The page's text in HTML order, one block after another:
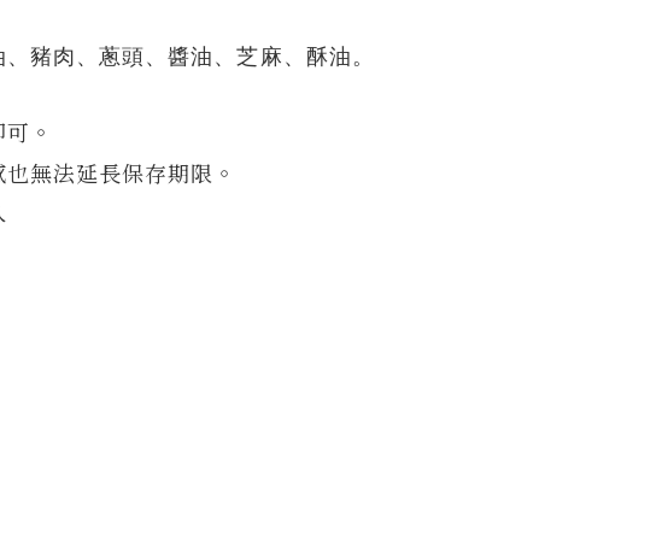
、豬肉、蔥頭、醬油、芝麻、酥油。
。
無法延長保存期限。